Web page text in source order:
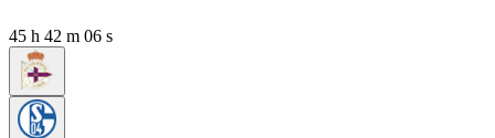
45 h 42 m 05 s